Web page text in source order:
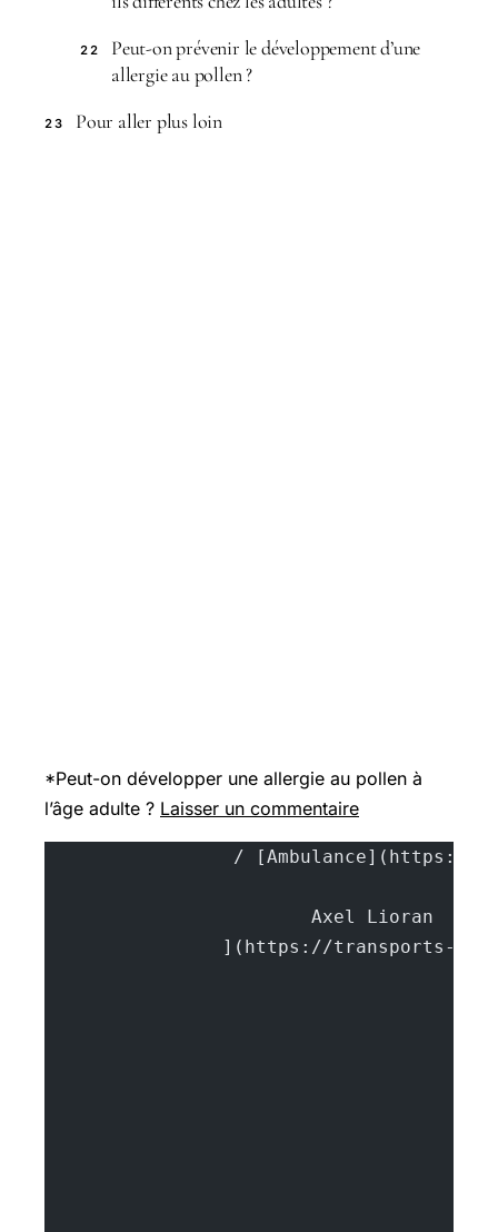
22
Peut-on prévenir le développement d’une
allergie au pollen ?
23 Pour aller plus loin
*Peut-on développer une allergie au pollen à
l’âge adulte ? Laisser un commentaire
](https://transports-